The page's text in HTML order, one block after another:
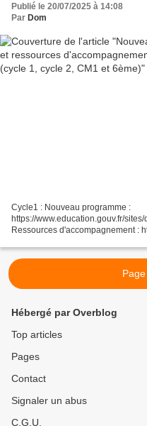
Publié le 20/07/2025 à 14:08
Par Dom
Cycle1 : Nouveau programme :
https://www.education.gouv.fr/
Ressources d'accompagnement :
https://www.education.gouv.fr/
Hébergé par Overblog
Top articles
Pages
Contact
Signaler un abus
C.G.U.